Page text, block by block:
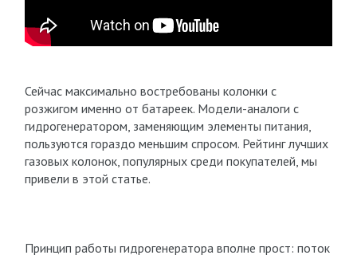
Сейчас максимально востребованы колонки с
розжигом именно от батареек. Модели-аналоги с
гидрогенератором, заменяющим элементы питания,
пользуются гораздо меньшим спросом. Рейтинг лучших
газовых колонок, популярных среди покупателей, мы
привели в этой статье.
Принцип работы гидрогенератора вполне прост: поток